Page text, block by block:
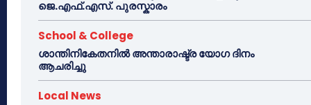
ജെ.എഫ്.എസ്. പുരസ്കാരം
School & College
ശാന്തിനികേതനിൽ അന്താരാഷ്ട്ര യോഗ ദിനം
ആചരിച്ചു
Local News